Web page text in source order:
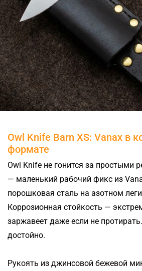
Owl Knife Barn XS: Vanax в
формате
Owl Knife не гонится за простыми
— маленький рабочий фикс из
порошковая сталь на азотном
Коррозионная стойкость —
заржавеет даже если не
достойно.
Рукоять из джинсовой бежевой